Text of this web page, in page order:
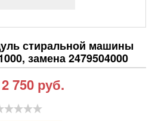
стиральной машины
замена 2479504000
2 750 руб.